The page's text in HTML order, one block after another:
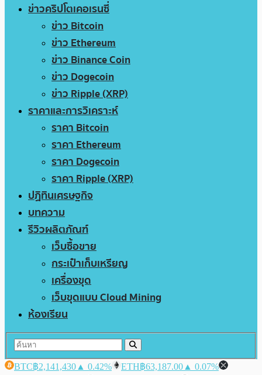
ข่าวคริปโตเคอเรนซี่
ข่าว Bitcoin
ข่าว Ethereum
ข่าว Binance Coin
ข่าว Dogecoin
ข่าว Ripple (XRP)
ราคาและการวิเคราะห์
ราคา Bitcoin
ราคา Ethereum
ราคา Dogecoin
ราคา Ripple (XRP)
ปฏิทินเศรษฐกิจ
บทความ
รีวิวผลิตภัณฑ์
เว็บซื้อขาย
กระเป๋าเก็บเหรียญ
เครื่องขุด
เว็บขุดแบบ Cloud Mining
ห้องเรียน
BTC฿2,141,430 ▲ 0.42% ETH฿63,187.00 ▲ 0.07%